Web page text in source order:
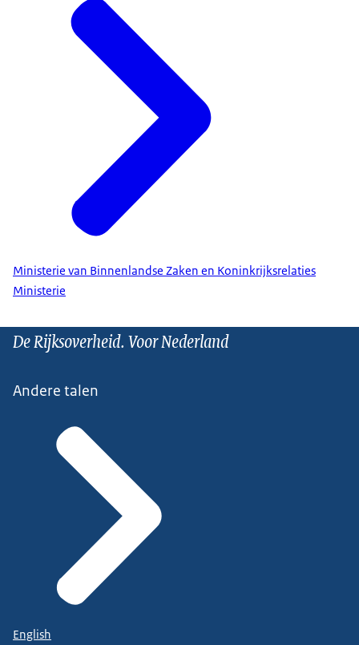
Ministerie van Binnenlandse Zaken en Koninkrijksrelaties
Ministerie
De Rijksoverheid. Voor Nederland
Andere talen
English